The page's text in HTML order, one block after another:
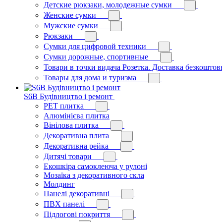
Детские рюкзаки, молодежные сумки
Женские сумки
Мужские сумки
Рюкзаки
Сумки для цифровой техники
Сумки дорожные, спортивные
Товари в точки видача Розетка. Доставка
Товары для дома и туризма
S6B Будівництво і ремонт
PЕT плитка
Алюмінієва плитка
Вінілова плитка
Декоративна плита
Декоративна рейка
Дитячі товари
Екошкіра самоклеюча у рулоні
Мозаїка з декоративного скла
Молдинг
Панелі декоративні
ПВХ панелі
Підлогові покриття